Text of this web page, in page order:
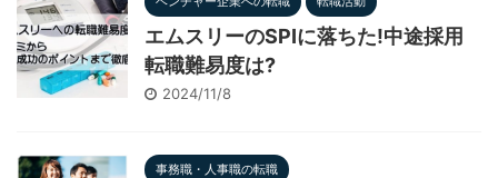
エムスリーのSPIに落ちた!中途採用
転職難易度は?
2024/11/8
事務職・人事職の転職